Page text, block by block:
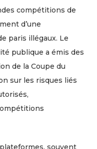
compétitions de
d’une
paris illégaux. Le
publique a émis des
de la Coupe du
sur les risques liés
souvent